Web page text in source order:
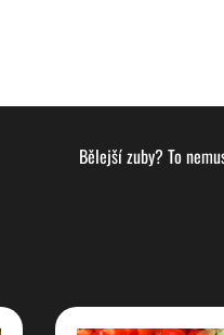
Bělejší zuby? To